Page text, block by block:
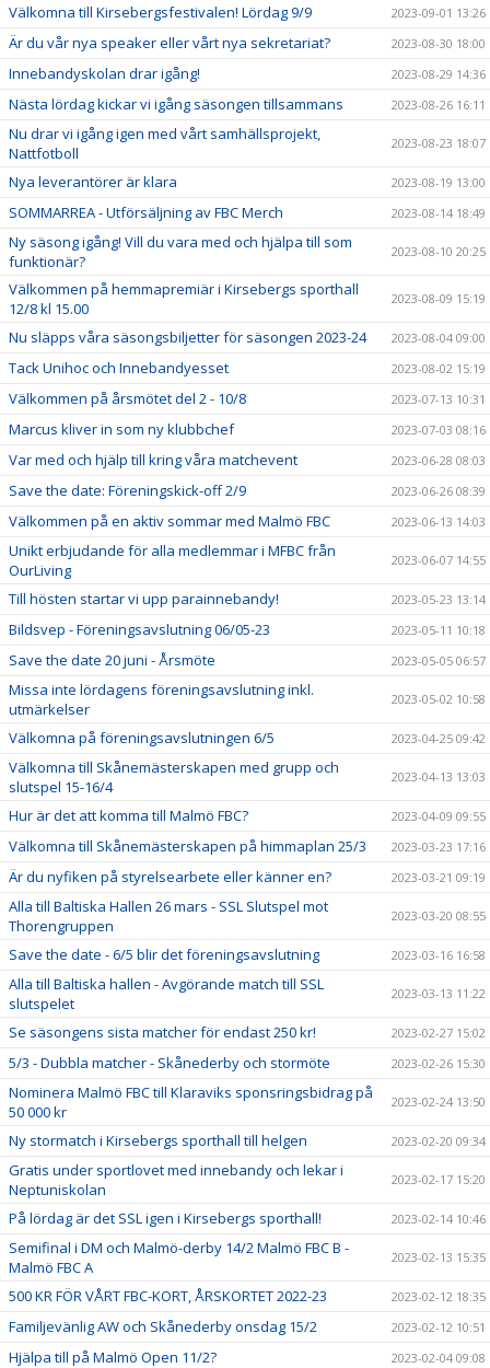
Välkomna till Kirsebergsfestivalen! Lördag 9/9 2023-09-01 13:26
Är du vår nya speaker eller vårt nya sekretariat? 2023-08-30 18:00
Innebandyskolan drar igång! 2023-08-29 14:36
Nästa lördag kickar vi igång säsongen tillsammans 2023-08-26 16:11
Nu drar vi igång igen med vårt samhällsprojekt,
Nattfotboll
2023-08-23 18:07
Nya leverantörer är klara 2023-08-19 13:00
SOMMARREA - Utförsäljning av FBC Merch 2023-08-14 18:49
Ny säsong igång! Vill du vara med och hjälpa till som
funktionär?
2023-08-10 20:25
Välkommen på hemmapremiär i Kirsebergs sporthall
12/8 kl 15.00
2023-08-09 15:19
Nu släpps våra säsongsbiljetter för säsongen 2023-24 2023-08-04 09:00
Tack Unihoc och Innebandyesset 2023-08-02 15:19
Välkommen på årsmötet del 2 - 10/8 2023-07-13 10:31
Marcus kliver in som ny klubbchef 2023-07-03 08:16
Var med och hjälp till kring våra matchevent 2023-06-28 08:03
Save the date: Föreningskick-off 2/9 2023-06-26 08:39
Välkommen på en aktiv sommar med Malmö FBC 2023-06-13 14:03
Unikt erbjudande för alla medlemmar i MFBC från
OurLiving
2023-06-07 14:55
Till hösten startar vi upp parainnebandy! 2023-05-23 13:14
Bildsvep - Föreningsavslutning 06/05-23 2023-05-11 10:18
Save the date 20 juni - Årsmöte 2023-05-05 06:57
Missa inte lördagens föreningsavslutning inkl.
utmärkelser
2023-05-02 10:58
Välkomna på föreningsavslutningen 6/5 2023-04-25 09:42
Välkomna till Skånemästerskapen med grupp och
slutspel 15-16/4
2023-04-13 13:03
Hur är det att komma till Malmö FBC? 2023-04-09 09:55
Välkomna till Skånemästerskapen på himmaplan 25/3 2023-03-23 17:16
Är du nyfiken på styrelsearbete eller känner en? 2023-03-21 09:19
Alla till Baltiska Hallen 26 mars - SSL Slutspel mot
Thorengruppen
2023-03-20 08:55
Save the date - 6/5 blir det föreningsavslutning 2023-03-16 16:58
Alla till Baltiska hallen - Avgörande match till SSL
slutspelet
2023-03-13 11:22
Se säsongens sista matcher för endast 250 kr! 2023-02-27 15:02
5/3 - Dubbla matcher - Skånederby och stormöte 2023-02-26 15:30
Nominera Malmö FBC till Klaraviks sponsringsbidrag på
50 000 kr
2023-02-24 13:50
Ny stormatch i Kirsebergs sporthall till helgen 2023-02-20 09:34
Gratis under sportlovet med innebandy och lekar i
Neptuniskolan
2023-02-17 15:20
På lördag är det SSL igen i Kirsebergs sporthall! 2023-02-14 10:46
Semifinal i DM och Malmö-derby 14/2 Malmö FBC B -
Malmö FBC A
2023-02-13 15:35
500 KR FÖR VÅRT FBC-KORT, ÅRSKORTET 2022-23 2023-02-12 18:35
Familjevänlig AW och Skånederby onsdag 15/2 2023-02-12 10:51
Hjälpa till på Malmö Open 11/2? 2023-02-04 09:08